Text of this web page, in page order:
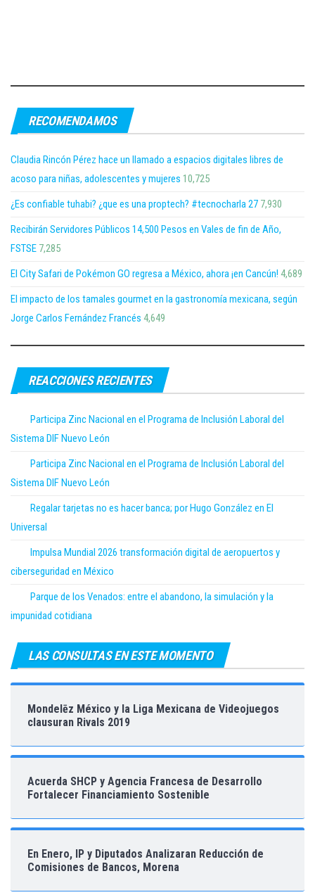
RECOMENDAMOS
Claudia Rincón Pérez hace un llamado a espacios digitales libres de
acoso para niñas, adolescentes y mujeres 10,725
¿Es confiable tuhabi? ¿que es una proptech? #tecnocharla 27 7,930
Recibirán Servidores Públicos 14,500 Pesos en Vales de fin de Año,
FSTSE 7,285
El City Safari de Pokémon GO regresa a México, ahora ¡en Cancún! 4,689
El impacto de los tamales gourmet en la gastronomía mexicana, según
Jorge Carlos Fernández Francés 4,649
REACCIONES RECIENTES
Participa Zinc Nacional en el Programa de Inclusión Laboral del
Sistema DIF Nuevo León
Participa Zinc Nacional en el Programa de Inclusión Laboral del
Sistema DIF Nuevo León
Regalar tarjetas no es hacer banca; por Hugo González en El
Universal
Impulsa Mundial 2026 transformación digital de aeropuertos y
ciberseguridad en México
Parque de los Venados: entre el abandono, la simulación y la
impunidad cotidiana
LAS CONSULTAS EN ESTE MOMENTO
Mondelēz México y la Liga Mexicana de Videojuegos
clausuran Rivals 2019
Acuerda SHCP y Agencia Francesa de Desarrollo
Fortalecer Financiamiento Sostenible
En Enero, IP y Diputados Analizaran Reducción de
Comisiones de Bancos, Morena